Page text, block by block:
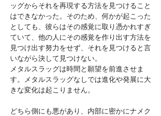
ッグからそれを再現する方法を見つけること
はできなかった。そのため、何かが起こった
としても、彼らはその感覚に取り憑かれすぎ
ていて、他の人にその感覚を作り出す方法を
見つけ出す努力をせず、それを見つけると言
いながら決して見つけない。
メタルスラッグは時間と願望を前進させま
す。メタルスラッグなしでは進化や発展に大
きな変化は起こりません。
どちら側にも悪があり、内部に密かにナメク